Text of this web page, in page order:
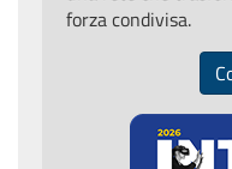
forza condivisa.